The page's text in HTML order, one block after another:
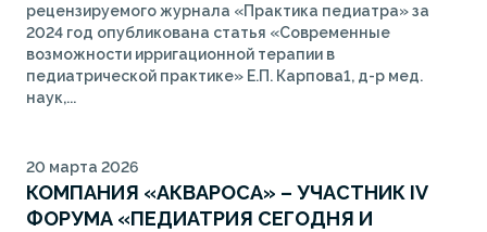
рецензируемого журнала «Практика педиатра» за
2024 год опубликована статья «Современные
возможности ирригационной терапии в
педиатрической практике» Е.П. Карпова1, д-р мед.
наук,...
20 марта 2026
КОМПАНИЯ «АКВАРОСА» – УЧАСТНИК IV
ФОРУМА «ПЕДИАТРИЯ СЕГОДНЯ И